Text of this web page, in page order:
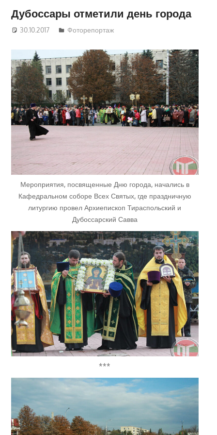
Дубоссары отметили день города
30.10.2017 Екатерина Ананская
Фоторепортаж
Мероприятия, посвященные Дню города, начались в
Кафедральном соборе Всех Святых, где праздничную
литургию провел Архиепископ Тираспольский и
Дубоссарский Савва
***